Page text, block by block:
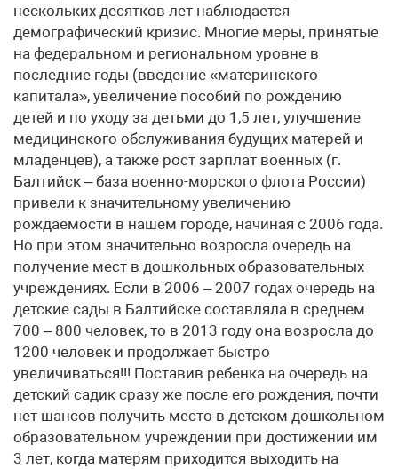
нескольких десятков лет наблюдается
демографический кризис. Многие меры, принятые
на федеральном и региональном уровне в
последние годы (введение «материнского
капитала», увеличение пособий по рождению
детей и по уходу за детьми до 1,5 лет, улучшение
медицинского обслуживания будущих матерей и
младенцев), а также рост зарплат военных (г.
Балтийск – база военно-морского флота России)
привели к значительному увеличению
рождаемости в нашем городе, начиная с 2006 года.
Но при этом значительно возросла очередь на
получение мест в дошкольных образовательных
учреждениях. Если в 2006 – 2007 годах очередь на
детские сады в Балтийске составляла в среднем
700 – 800 человек, то в 2013 году она возросла до
1200 человек и продолжает быстро
увеличиваться!!! Поставив ребенка на очередь на
детский садик сразу же после его рождения, почти
нет шансов получить место в детском дошкольном
образовательном учреждении при достижении им
3 лет, когда матерям приходится выходить на